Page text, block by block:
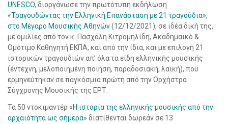
UNESCO, διοργάνωσε την πρωτότυπη εκδήλωση
«Τραγουδώντας την Ελληνική Επανάσταση με 21 τραγούδια»,
στο Μέγαρο Μουσικής Αθηνών(12/12/2021), σε ιδέα δική της,
με ομιλίες από τον κ. Πασχάλη Κιτρομηλίδη, Ακαδημαϊκό &
Ομότιμο Καθηγητή ΕΚΠΑ, και από την ίδια, και με επιλογή 21
ιστορικών τραγουδιών απ’ όλα τα είδη ελληνικής μουσικής
(έντεχνη, μελοποιημένη ποίηση, παραδοσιακή, λαϊκή), που
ερμηνεύτηκαν σε παγκόσμια πρώτη από την Ορχήστρα
Σύγχρονης Μουσικής της ΕΡΤ.
Τα 50 ντοκιμαντέρ «Η ιστορία της ελληνικής μουσικής από την
αρχαιότητα ως σήμερα» διατίθενται δωρεάν σε 13